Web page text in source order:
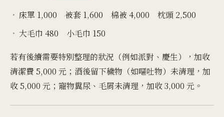
床單 1,000 被套 1,600 棉被 4,000 枕頭 2,500
大毛巾 480 小毛巾 150
若有後續需要特別整理的狀況（例如派對、慶生），加收
清潔費 5,000 元；酒後留下穢物（如嘔吐物）未清理，加
收 5,000 元；寵物糞尿、毛屑未清理，加收 3,000 元。